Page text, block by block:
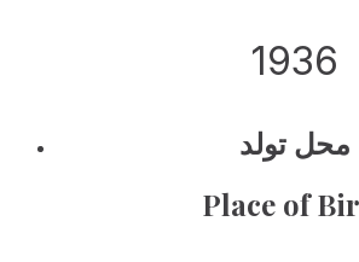
1936
محل تولد
Place of